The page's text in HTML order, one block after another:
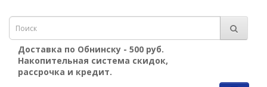
Доставка по Обнинску - 500 руб.
Накопительная система скидок,
рассрочка и кредит.